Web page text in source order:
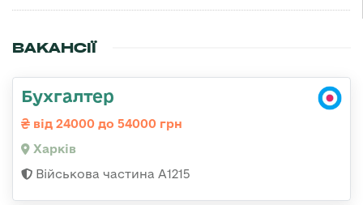
ВАКАНСІЇ
Бухгалтер
від 24000 до 54000 грн
Харків
Військова частина А1215